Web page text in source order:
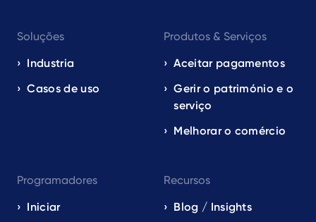
navigation
EN
Soluções
Industria
Casos de uso
Produtos & Serviços
Aceitar pagamentos
Gerir o património e o
serviço
Melhorar o comércio
Programadores
Iniciar
Recursos
Blog / Insights